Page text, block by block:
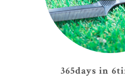
365days in